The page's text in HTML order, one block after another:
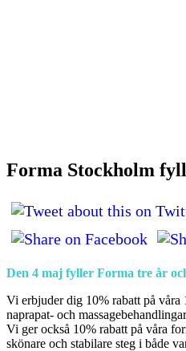
Forma Stockholm
Den 4 maj fyller Forma tre år
Vi erbjuder dig 10% rabatt på
naprapat- och
Vi ger också 10% rabatt på våra
skönare och stabilare steg i både